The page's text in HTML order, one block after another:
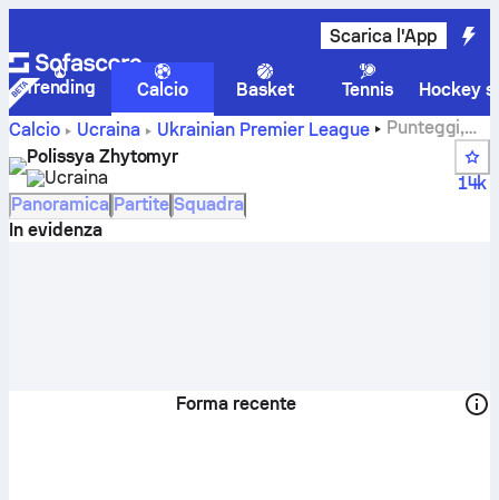
Scarica l'App
Trending Calcio Basket Tennis
Hockey
Calcio
Ucraina Ukrainian Premier League
Punteggi,
partite, classifiche e statistiche dei giocatori di Polissya
Zhytomyr
Polissya Zhytomyr
Ucraina
14k
Panoramica Partite Squadra
In evidenza
Forma recente